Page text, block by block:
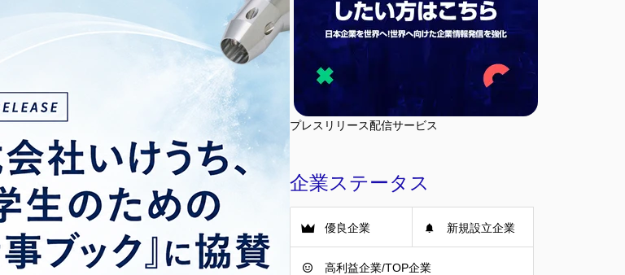
プレスリリース配信サービス
企業ステータス
優良企業 新規設立企業
高利益企業/TOP企業